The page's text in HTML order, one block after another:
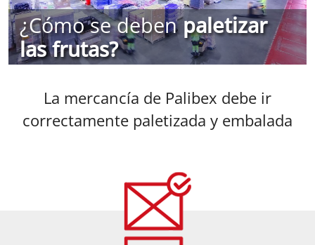
¿Cómo se debenpaletizar
las frutas?
La mercancía de Palibex debe ir
correctamente paletizada y embalada